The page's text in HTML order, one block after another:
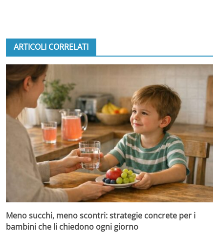
ARTICOLI CORRELATI
Meno succhi, meno scontri: strategie concrete per i
bambini che li chiedono ogni giorno